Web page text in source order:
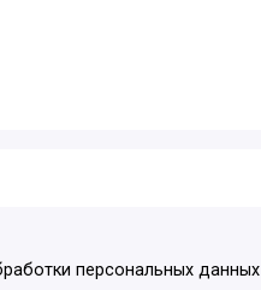
персональных данных